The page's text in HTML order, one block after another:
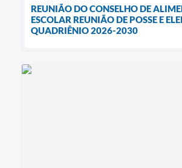
REUNIÃO DO CONSELHO DE
ESCOLAR REUNIÃO DE POSSE E
QUADRIÊNIO 2026-2030